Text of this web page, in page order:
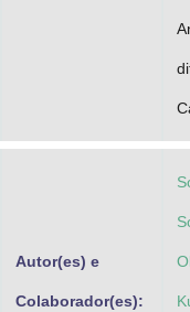
Autor(es) e
Colaborador(es):